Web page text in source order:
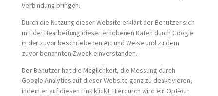
Verbindung bringen.
Durch die Nutzung dieser Website erklärt der Benutzer sich
mit der Bearbeitung dieser erhobenen Daten durch Google
in der zuvor beschriebenen Art und Weise und zu dem
zuvor benannten Zweck einverstanden.
Der Benutzer hat die Möglichkeit, die Messung durch
Google Analytics auf dieser Website ganz zu deaktivieren,
indem er auf diesen Linkklickt. Hierdurch wird ein Opt-out